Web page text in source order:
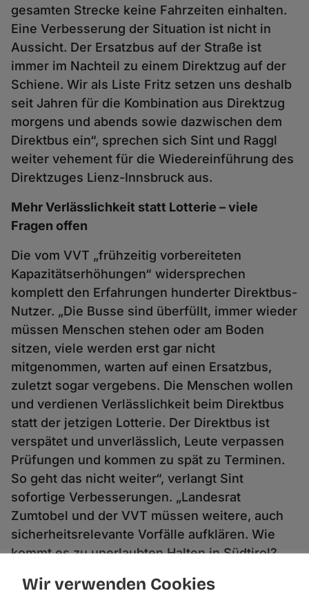
gesamten Strecke keine Fahrzeiten einhalten.
Eine Verbesserung der Situation ist nicht in
Aussicht. Der Ersatzbus auf der Straße ist
immer im Nachteil zu einem Direktzug auf der
Schiene. Wir als Liste Fritz setzen uns deshalb
seit Jahren für die Kombination aus Direktzug
morgens und abends sowie dazwischen dem
Direktbus ein“, sprechen sich Sint und Raggl
weiter vehement für die Wiedereinführung des
Direktzuges Lienz-Innsbruck aus.
Mehr Verlässlichkeit statt Lotterie – viele
Fragen offen
Die vom VVT „frühzeitig vorbereiteten
Kapazitätserhöhungen“ widersprechen
komplett den Erfahrungen hunderter Direktbus-
Nutzer. „Die Busse sind überfüllt, immer wieder
müssen Menschen stehen oder am Boden
sitzen, viele werden erst gar nicht
mitgenommen, warten auf einen Ersatzbus,
zuletzt sogar vergebens. Die Menschen wollen
und verdienen Verlässlichkeit beim Direktbus
statt der jetzigen Lotterie. Der Direktbus ist
verspätet und unverlässlich, Leute verpassen
Prüfungen und kommen zu spät zu Terminen.
So geht das nicht weiter“, verlangt Sint
sofortige Verbesserungen. „Landesrat
Zumtobel und der VVT müssen weitere, auch
sicherheitsrelevante Vorfälle aufklären. Wie
kommt es zu unerlaubten Halten in Südtirol?
Scheiben herum? Warum öffnet sich während
Wir verwenden Cookies